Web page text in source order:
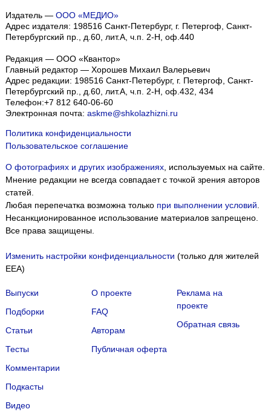
Издатель — ООО «МЕДИО»
Адрес издателя: 198516 Санкт-Петербург, г. Петергоф, Санкт-
Петербургский пр., д.60, лит.А, ч.п. 2-Н, оф.440
Редакция — ООО «Квантор»
Главный редактор — Хорошев Михаил Валерьевич
Адрес редакции: 198516 Санкт-Петербург, г. Петергоф Санкт-
Петербургский пр., д.60, лит.А, ч.п. 2-Н, оф.432, 434
Телефон:+7 812 640-06-60
Электронная почта: askme@shkolazhizni.ru
Политика конфиденциальности
Пользовательское соглашение
О фотографиях и других изображениях, используемых на сайте.
Мнение редакции не всегда совпадает с точкой зрения авторов
статей.
Любая перепечатка возможна только при выполнении условий
Несанкционированное использование материалов запрещено.
Все права защищены.
Изменить настройки конфиденциальности (только для жителей
EEA)
Выпуски
Подборки
Статьи
Тесты
Комментарии
Подкасты
Видео
О проекте
FAQ
Авторам
Публичная оферта
Реклама на
проекте
Обратная связь